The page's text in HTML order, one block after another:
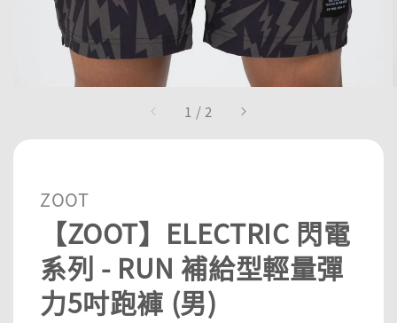
1 / 2
ZOOT
【ZOOT】ELECTRIC 閃電
系列 - RUN 補給型輕量彈
力5吋跑褲 (男)